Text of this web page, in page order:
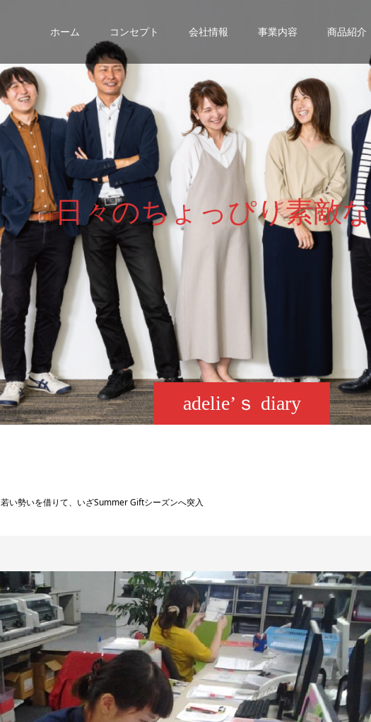
ホーム コンセプト 会社情報 事業内容 商品紹介
adelie’ｓ diary
日 々のちょ っ ぴり素敵な
若い勢いを借りて、いざSummer Giftシーズンへ突入